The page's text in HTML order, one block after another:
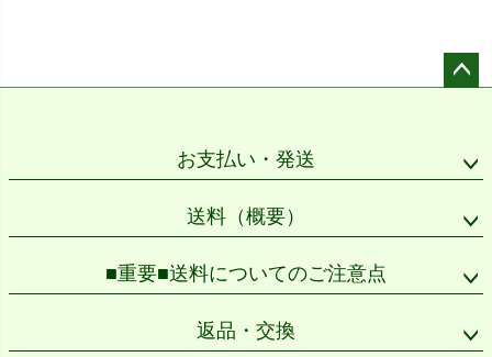
お支払い・発送
送料（概要）
■重要■送料についてのご注意点
返品・交換